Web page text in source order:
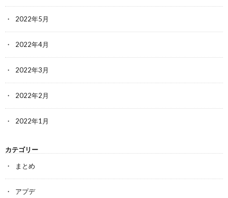
2022年5月
2022年4月
2022年3月
2022年2月
2022年1月
カテゴリー
まとめ
アプデ